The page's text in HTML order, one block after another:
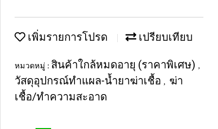
เพิ่มรายการโปรด เปรียบเทียบ
หมวดหมู่ : สินค้าใกล้หมดอายุ (ราคาพิเศษ) ,
วัสดุอุปกรณ์ทำแผล-น้ำยาฆ่าเชื้อ , ฆ่า
เชื้อ/ทำความสะอาด